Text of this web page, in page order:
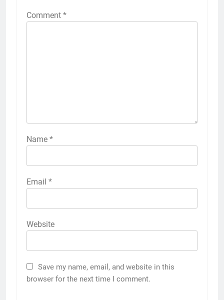
Comment *
Name *
Email *
Website
Save my name, email, and website in this
browser for the next time I comment.